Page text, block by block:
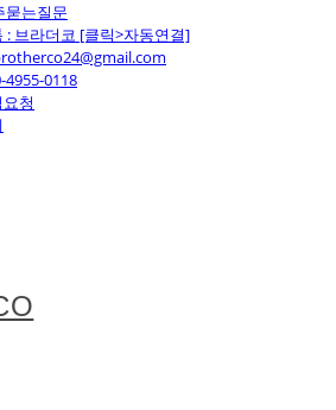
묻는질문
: 브라더코 [클릭>자동연결]
4955-0118
청